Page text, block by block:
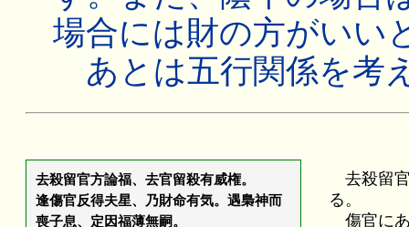
場合には財の方がいい
あとは五行関係を考
去殺留官方論福、去官留殺有威権。
逢傷官反得夫星、乃財命有気。遇梟神而
喪子息、定因福薄無嗣。
去殺留
る。
傷官に